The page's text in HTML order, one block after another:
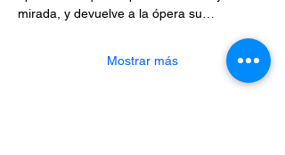
mirada, y devuelve a la ópera su…
Mostrar más